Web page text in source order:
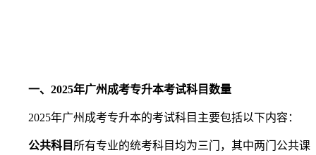
一、2025年广州成考专升本考试科目数量
2025年广州成考专升本的考试科目主要包括以下内容：
公共科目 所有专业的统考科目均为三门，其中两门公共课